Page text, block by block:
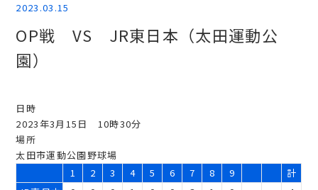
2023.03.15
OP戦 VS JR東日本（太田運動公
園）
日時
2023年3月15日 10時30分
場所
太田市運動公園野球場
1
2 3 4 5 6 7 8 9
計